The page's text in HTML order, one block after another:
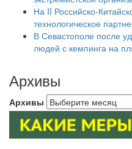
На II Российско-
технологическое
В Севастополе после
людей с кемпинга на
Архивы
Архивы